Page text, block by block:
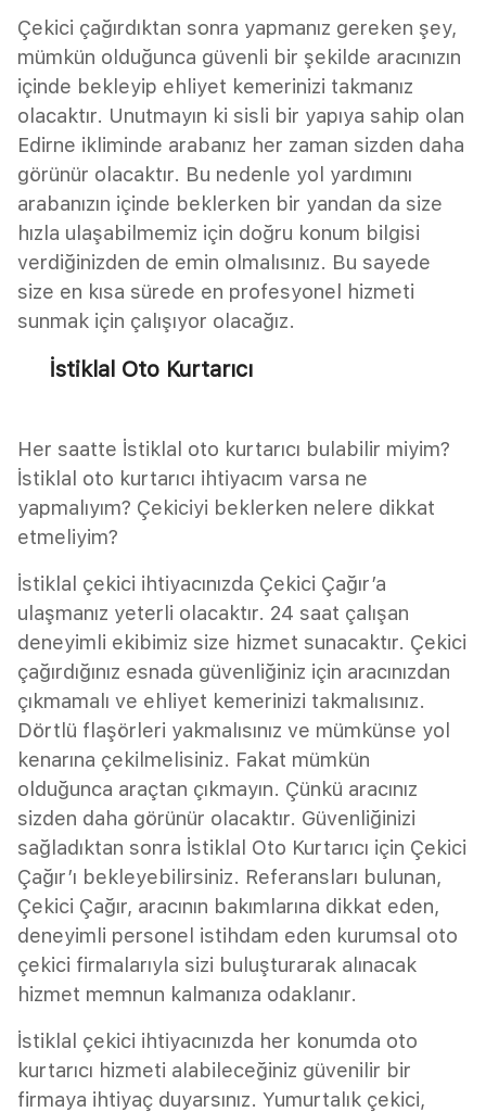
Çekici çağırdıktan sonra yapmanız gereken şey,
mümkün olduğunca güvenli bir şekilde aracınızın
içinde bekleyip ehliyet kemerinizi takmanız
olacaktır. Unutmayın ki sisli bir yapıya sahip olan
Edirne ikliminde arabanız her zaman sizden daha
görünür olacaktır. Bu nedenle yol yardımını
arabanızın içinde beklerken bir yandan da size
hızla ulaşabilmemiz için doğru konum bilgisi
verdiğinizden de emin olmalısınız. Bu sayede
size en kısa sürede en profesyonel hizmeti
sunmak için çalışıyor olacağız.
İstiklal Oto Kurtarıcı
Her saatte İstiklal oto kurtarıcı bulabilir miyim?
İstiklal oto kurtarıcı ihtiyacım varsa ne
yapmalıyım? Çekiciyi beklerken nelere dikkat
etmeliyim?
İstiklal çekici ihtiyacınızda Çekici Çağır’a
ulaşmanız yeterli olacaktır. 24 saat çalışan
deneyimli ekibimiz size hizmet sunacaktır. Çekici
çağırdığınız esnada güvenliğiniz için aracınızdan
çıkmamalı ve ehliyet kemerinizi takmalısınız.
Dörtlü flaşörleri yakmalısınız ve mümkünse yol
kenarına çekilmelisiniz. Fakat mümkün
olduğunca araçtan çıkmayın. Çünkü aracınız
sizden daha görünür olacaktır. Güvenliğinizi
sağladıktan sonra İstiklal Oto Kurtarıcı için Çekici
Çağır’ı bekleyebilirsiniz. Referansları bulunan,
Çekici Çağır, aracının bakımlarına dikkat eden,
deneyimli personel istihdam eden kurumsal oto
çekici firmalarıyla sizi buluşturarak alınacak
hizmet memnun kalmanıza odaklanır.
İstiklal çekici ihtiyacınızda her konumda oto
kurtarıcı hizmeti alabileceğiniz güvenilir bir
firmaya ihtiyaç duyarsınız. Yumurtalık çekici,